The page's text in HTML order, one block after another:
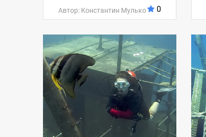
Автор: Константин Мулько 0